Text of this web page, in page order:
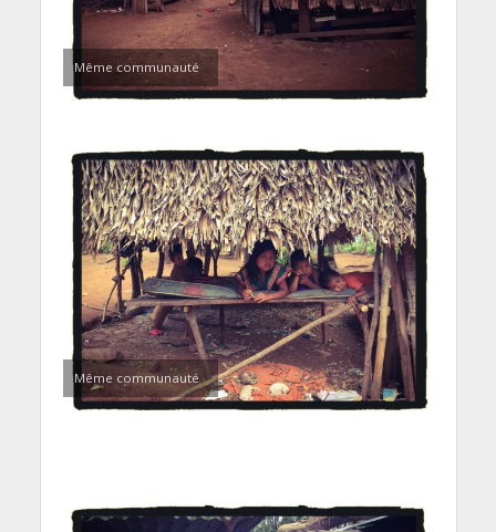
Même communauté
Même communauté